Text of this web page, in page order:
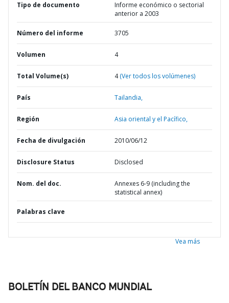
Tipo de documento
Informe económico o sectorial
anterior a 2003
Número del informe 3705
Volumen 4
Total Volume(s) 4(Ver todos los volúmenes)
País Tailandia,
Región Asia oriental y el Pacífico,
Fecha de divulgación 2010/06/12
Disclosure Status Disclosed
Nom. del doc.
Annexes 6-9 (including the
statistical annex)
Palabras clave
Vea más
BOLETÍN DEL BANCO MUNDIAL